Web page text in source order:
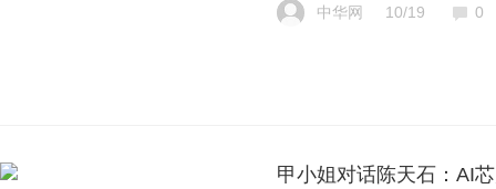
中华网 10/19 0
甲小姐对话陈天石：AI